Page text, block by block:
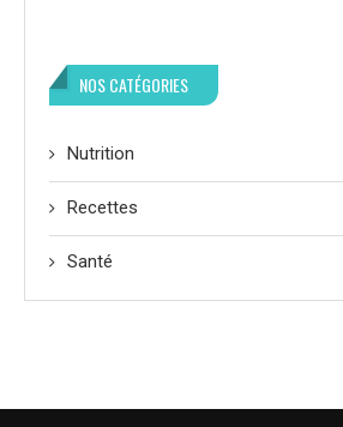
NOS CATÉGORIES
Nutrition
Recettes
Santé